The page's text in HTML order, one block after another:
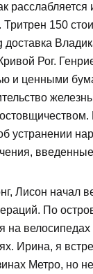
Тритрен 150
доставка
Рог.
и ценными
устранении
Лисон начал
По
на велосипедах
Ирина, я
Метро, но